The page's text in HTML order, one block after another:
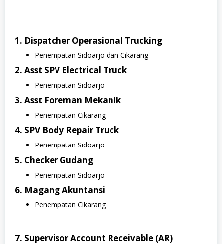
1. Dispatcher Operasional Trucking
Penempatan Sidoarjo dan Cikarang
2. Asst SPV Electrical Truck
Penempatan Sidoarjo
3. Asst Foreman Mekanik
Penempatan Cikarang
4. SPV Body Repair Truck
Penempatan Sidoarjo
5. Checker Gudang
Penempatan Sidoarjo
6. Magang Akuntansi
Penempatan Cikarang
7. Supervisor Account Receivable (AR)